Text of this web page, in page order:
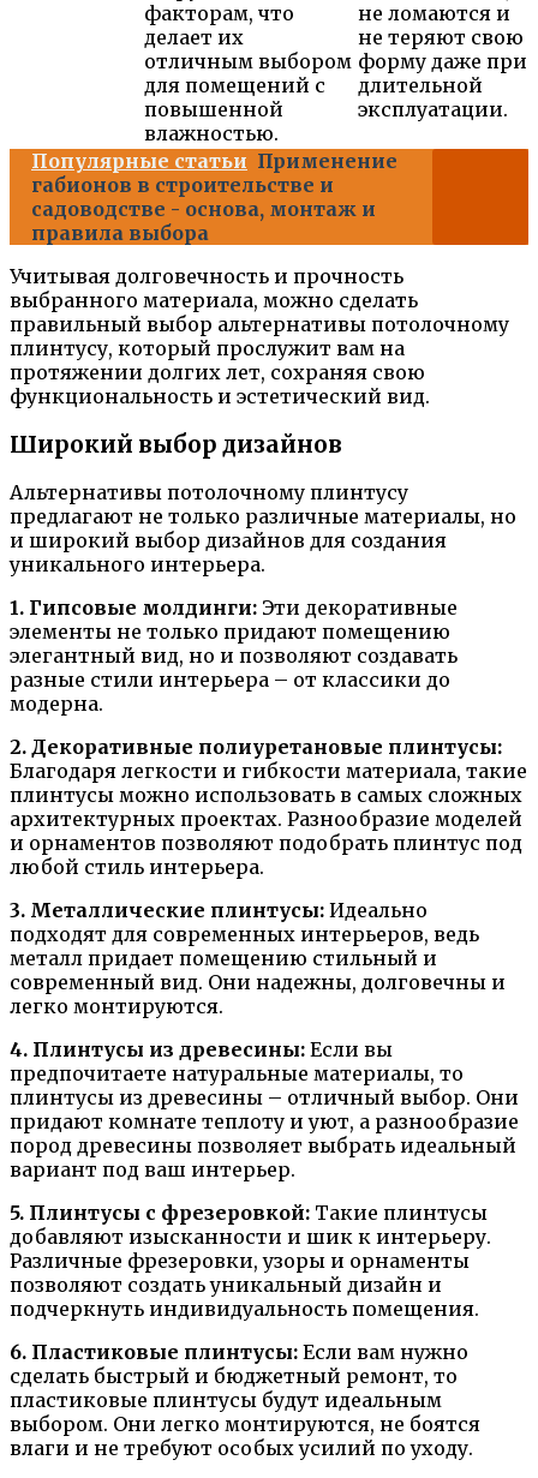
факторам, что
делает их
отличным выбором
для помещений с
повышенной
влажностью.
не ломаются и
не теряют свою
форму даже при
длительной
эксплуатации.
Популярные статьи Применение
габионов в строительстве и
садоводстве - основа, монтаж и
правила выбора
Учитывая долговечность и прочность
выбранного материала, можно сделать
правильный выбор альтернативы потолочному
плинтусу, который прослужит вам на
протяжении долгих лет, сохраняя свою
функциональность и эстетический вид.
Широкий выбор дизайнов
Альтернативы потолочному плинтусу
предлагают не только различные материалы, но
и широкий выбор дизайнов для создания
уникального интерьера.
1. Гипсовые молдинги: Эти декоративные
элементы не только придают помещению
элегантный вид, но и позволяют создавать
разные стили интерьера – от классики до
модерна.
2. Декоративные полиуретановые плинтусы:
Благодаря легкости и гибкости материала, такие
плинтусы можно использовать в самых сложных
архитектурных проектах. Разнообразие моделей
и орнаментов позволяют подобрать плинтус под
любой стиль интерьера.
3. Металлические плинтусы: Идеально
подходят для современных интерьеров, ведь
металл придает помещению стильный и
современный вид. Они надежны, долговечны и
легко монтируются.
4. Плинтусы из древесины: Если вы
предпочитаете натуральные материалы, то
плинтусы из древесины – отличный выбор. Они
придают комнате теплоту и уют, а разнообразие
пород древесины позволяет выбрать идеальный
вариант под ваш интерьер.
5. Плинтусы с фрезеровкой: Такие плинтусы
добавляют изысканности и шик к интерьеру.
Различные фрезеровки, узоры и орнаменты
позволяют создать уникальный дизайн и
подчеркнуть индивидуальность помещения.
6. Пластиковые плинтусы: Если вам нужно
сделать быстрый и бюджетный ремонт, то
пластиковые плинтусы будут идеальным
выбором. Они легко монтируются, не боятся
влаги и не требуют особых усилий по уходу.